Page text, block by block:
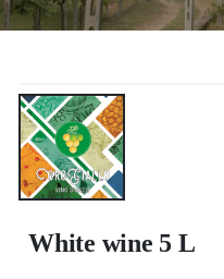
White wine 5 L